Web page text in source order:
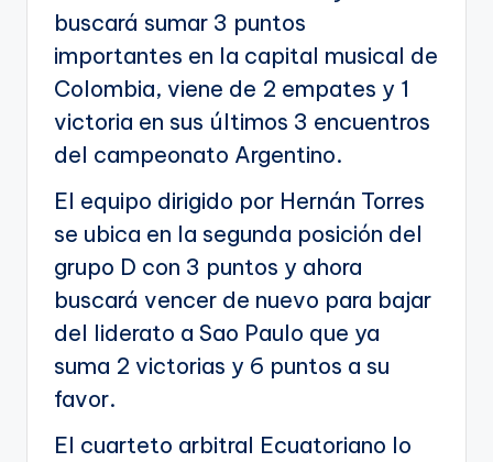
buscará sumar 3 puntos
importantes en la capital musical de
Colombia, viene de 2 empates y 1
victoria en sus últimos 3 encuentros
del campeonato Argentino.
El equipo dirigido por Hernán Torres
se ubica en la segunda posición del
grupo D con 3 puntos y ahora
buscará vencer de nuevo para bajar
del liderato a Sao Paulo que ya
suma 2 victorias y 6 puntos a su
favor.
El cuarteto arbitral Ecuatoriano lo